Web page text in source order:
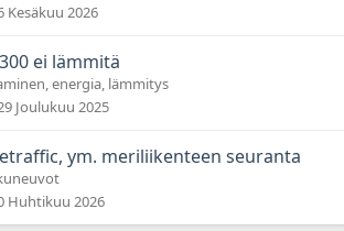
Kesäkuu 2026
ei lämmitä
energia, lämmitys
Joulukuu 2025
ym. meriliikenteen seuranta
Huhtikuu 2026